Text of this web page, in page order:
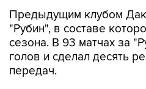
Предыдущим клубом
"Рубин", в составе
сезона. В 93 матчах за
голов и сделал десять
передач.